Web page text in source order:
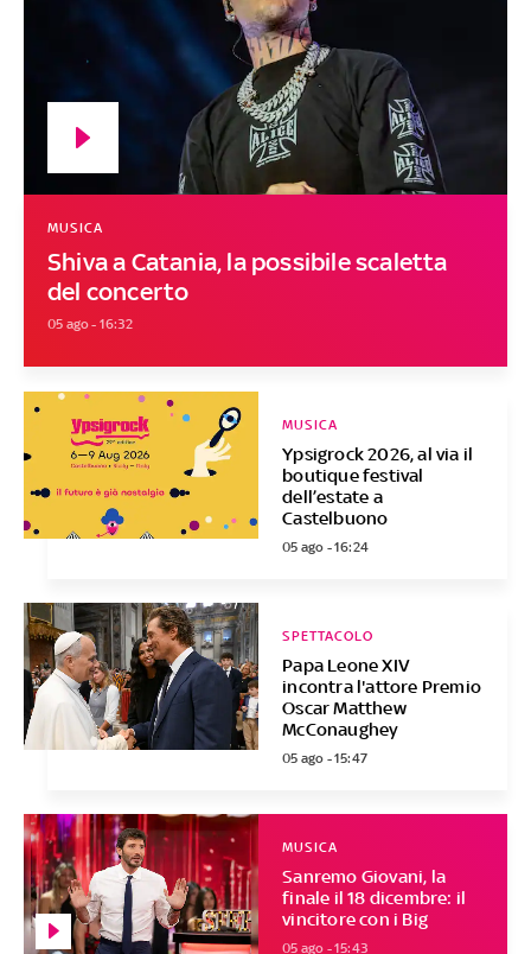
Shiva a Catania, la possibile scaletta
del concerto
MUSICA
05 ago - 16:32
Ypsigrock 2026, al via il
boutique festival
dell’estate a
Castelbuono
MUSICA
05 ago - 16:24
Papa Leone XIV
incontra l'attore Premio
Oscar Matthew
McConaughey
SPETTACOLO
05 ago - 15:47
Sanremo Giovani, la
finale il 18 dicembre: il
vincitore con i Big
MUSICA
05 ago - 15:43